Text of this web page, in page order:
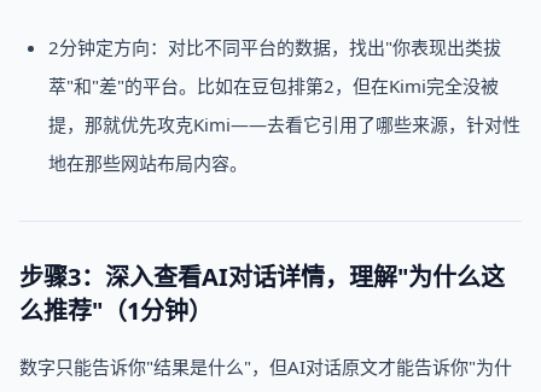
2分钟定方向：对比不同平台的数据，找出"你表现出类拔
萃"和"差"的平台。比如在豆包排第2，但在Kimi完全没被
提，那就优先攻克Kimi——去看它引用了哪些来源，针对性
地在那些网站布局内容。
步骤3：深入查看AI对话详情，理解"为什么这
么推荐"（1分钟）
数字只能告诉你"结果是什么"，但AI对话原文才能告诉你"为什